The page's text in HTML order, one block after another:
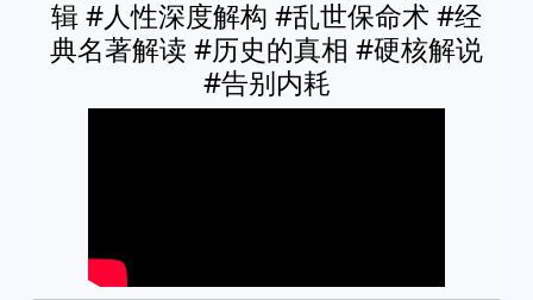
辑 #人性深度解构 #乱世保命术 #经
典名著解读 #历史的真相 #硬核解说
#告别内耗